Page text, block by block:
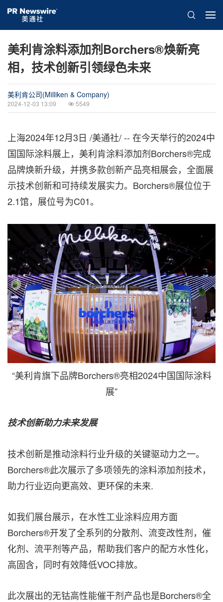
美利肯涂料添加剂Borchers®焕新亮
相，技术创新引领绿色未来
美利肯公司(Milliken & Company)
2024-12-03 13:09 5549
上海2024年12月3日 /美通社/ -- 在今天举行的2024中
国国际涂料展上，美利肯涂料添加剂Borchers®完成
品牌焕新升级，并携多款创新产品亮相展会，全面展
示技术创新和可持续发展实力。Borchers®展位位于
2.1馆，展位号为C01。
“美利肯旗下品牌Borchers®亮相2024中国国际涂料
展”
技术创新助力未来发展
技术创新是推动涂料行业升级的关键驱动力之一。
Borchers®此次展示了多项领先的涂料添加剂技术，
助力行业迈向更高效、更环保的未来.
如我们展台展示，在水性工业涂料应用方面
Borchers®开发了全系列的分散剂、流变改性剂，催
化剂、流平剂等产品，帮助我们客户的配方水性化，
高固含，同时有效降低VOC排放。
此次展出的无钴高性能催干剂产品也是Borchers®全